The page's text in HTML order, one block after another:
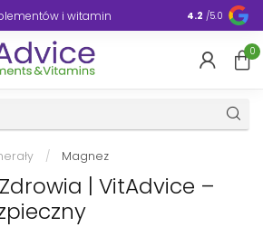
i witamin 4.2 /5.0
0
/ Magnez
| VitAdvice –